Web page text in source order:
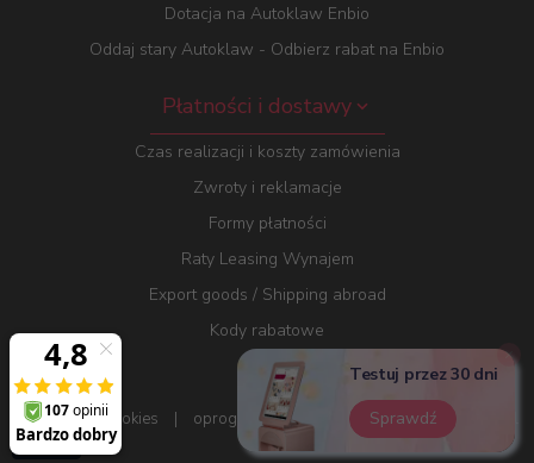
Dotacja na Autoklaw Enbio
Oddaj stary Autoklaw - Odbierz rabat na Enbio
Płatności i dostawy
Czas realizacji i koszty zamówienia
Zwroty i reklamacje
Formy płatności
Raty Leasing Wynajem
Export goods / Shipping abroad
Kody rabatowe
Informacja o cookies | oprogramowanie sklepu dostarcza RedCart.pl
Testuj przez 30 dni
Sprawdź